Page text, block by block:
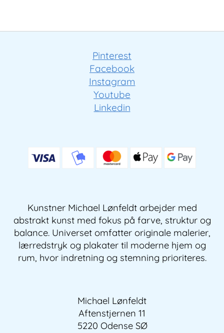
Pinterest
Facebook
Instagram
Youtube
Linkedin
Kunstner Michael Lønfeldt arbejder med
abstrakt kunst med fokus på farve, struktur og
balance. Universet omfatter originale malerier,
lærredstryk og plakater til moderne hjem og
rum, hvor indretning og stemning prioriteres.
Michael Lønfeldt
Aftenstjernen 11
5220 Odense SØ